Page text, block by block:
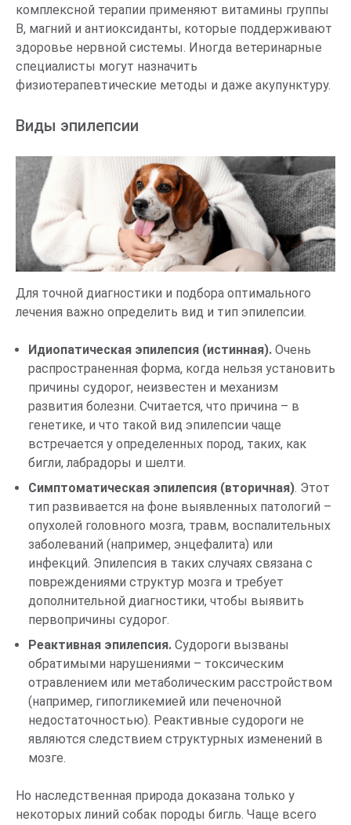
комплексной терапии применяют витамины группы
B, магний и антиоксиданты, которые поддерживают
здоровье нервной системы. Иногда ветеринарные
специалисты могут назначить
физиотерапевтические методы и даже акупунктуру.
Виды эпилепсии
Для точной диагностики и подбора оптимального
лечения важно определить вид и тип эпилепсии.
Идиопатическая эпилепсия (истинная). Очень
распространенная форма, когда нельзя установить
причины судорог, неизвестен и механизм
развития болезни. Считается, что причина – в
генетике, и что такой вид эпилепсии чаще
встречается у определенных пород, таких, как
бигли, лабрадоры и шелти.
Симптоматическая эпилепсия (вторичная). Этот
тип развивается на фоне выявленных патологий –
опухолей головного мозга, травм, воспалительных
заболеваний (например, энцефалита) или
инфекций. Эпилепсия в таких случаях связана с
повреждениями структур мозга и требует
дополнительной диагностики, чтобы выявить
первопричины судорог.
Реактивная эпилепсия. Судороги вызваны
обратимыми нарушениями – токсическим
отравлением или метаболическим расстройством
(например, гипогликемией или печеночной
недостаточностью). Реактивные судороги не
являются следствием структурных изменений в
мозге.
Но наследственная природа доказана только у
некоторых линий собак породы бигль. Чаще всего